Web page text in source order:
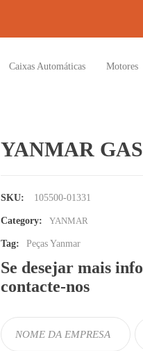
Caixas Automáticas Motores
YANMAR
SKU: 105500-01331
Category: YANMAR
Tag: Peças Yanmar
Se desejar mais
contacte-nos